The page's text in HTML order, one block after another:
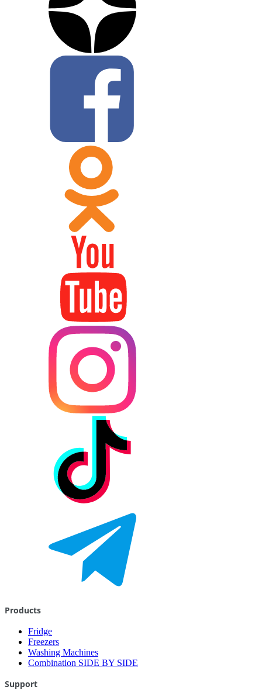
Products
Fridge
Freezers
Washing Machines
Combination SIDE BY SIDE
Support